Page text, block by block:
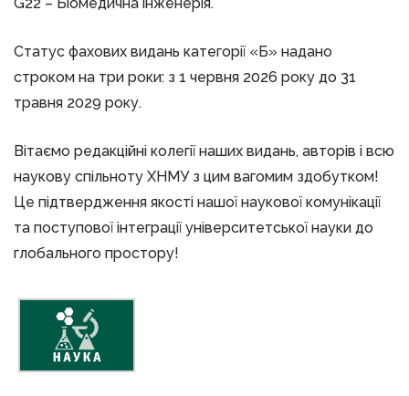
Статус фахових видань категорії «Б» надано
строком на три роки: з 1 червня 2026 року до 31
травня 2029 року.
Вітаємо редакційні колегії наших видань, авторів і всю
наукову спільноту ХНМУ з цим вагомим здобутком!
Це підтвердження якості нашої наукової комунікації
та поступової інтеграції університетської науки до
глобального простору!